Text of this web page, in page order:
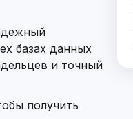
базах данных
и точный
получить